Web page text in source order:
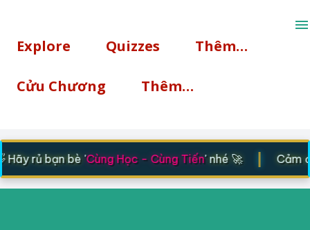
Explore Quizzes Thêm…
Cửu Chương Thêm…
rủ bạn bè 'Cùng Học - Cùng Tiến' nhé 🚀 Cảm